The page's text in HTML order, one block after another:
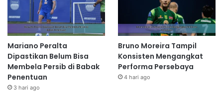
Mariano Peralta
Dipastikan Belum Bisa
Membela Persib di Babak
Penentuan
3 hari ago
Bruno Moreira Tampil
Konsisten Mengangkat
Performa Persebaya
4 hari ago